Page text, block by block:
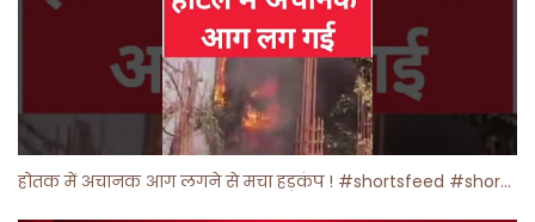
होतक में अचानक आग लगने से मचा हड़कंप ! #shortsfeed #shorts #viralshorts